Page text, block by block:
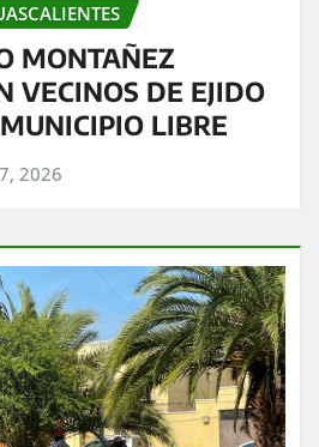
MONTAÑEZ
VECINOS DE EJIDO
LIBRE
2026